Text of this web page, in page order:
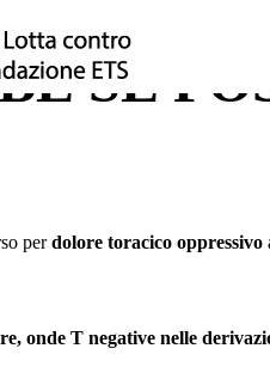
SE
perdolore toracico oppressivo
onde T negative nelle